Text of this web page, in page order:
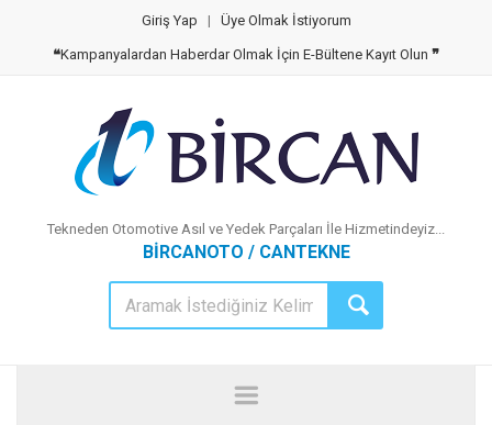
Giriş Yap | Üye Olmak İstiyorum
❝Kampanyalardan Haberdar Olmak İçin E-Bültene Kayıt Olun ❞
Tekneden Otomotive Asıl ve Yedek Parçaları İle Hizmetindeyiz...
BİRCANOTO / CANTEKNE